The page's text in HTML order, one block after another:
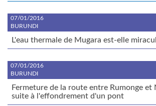
07/01/2016
BURUNDI
L'eau thermale de Mugara est-elle
07/01/2016
BURUNDI
Fermeture de la route entre Rumonge et
suite à l'effondrement d'un pont